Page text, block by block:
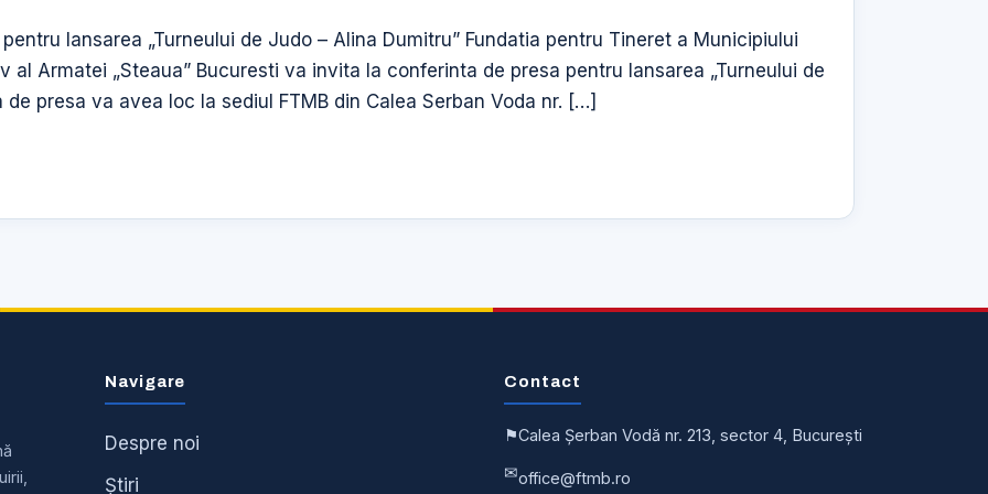
lansarea „Turneului de Judo – Alina Dumitru” Fundatia pentru Tineret a Municipiului
al Armatei „Steaua” Bucuresti va invita la conferinta de presa pentru lansarea „Turneului de
de presa va avea loc la sediul FTMB din Calea Serban Voda nr. […]
Navigare
Despre noi
Știri
Contact
⚑Calea Șerban Vodă nr. 213, sector 4, București
✉office@ftmb.ro